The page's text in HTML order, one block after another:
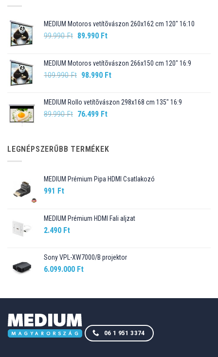
MEDIUM Motoros vetítõvászon 260x162 cm 120" 16:10
99.990Ft Original
99.990 Ft.
89.990 FtCurrent
89.990 Ft.
MEDIUM Motoros vetítõvászon 266x150 cm 120" 16:9
109.990Ft Original
109.990 Ft.
98.990 FtCurrent
98.990 Ft.
MEDIUM Rollo vetítõvászon 298x168 cm 135" 16:9
89.990Ft Original
89.990 Ft.
76.499 FtCurrent
76.499 Ft.
LEGNÉPSZERŰBB TERMÉKEK
MEDIUM Prémium Pipa HDMI Csatlakozó
991 Ft
MEDIUM Prémium HDMI Fali aljzat
2.490 Ft
Sony VPL-XW7000/B projektor
6.099.000 Ft
06 1 951 3374